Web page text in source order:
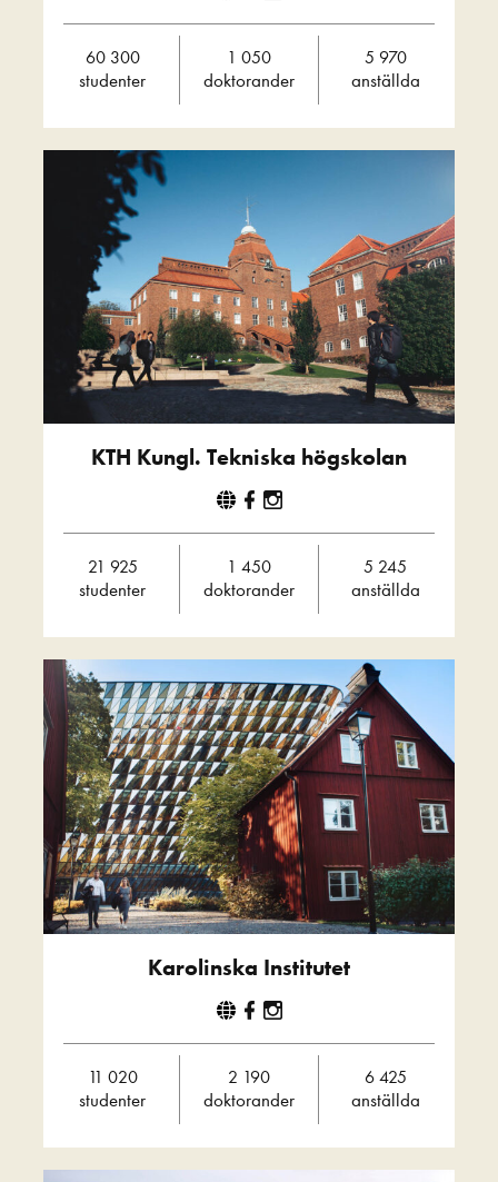
60 300
studenter
1 050
doktorander
5 970
anställda
KTH Kungl. Tekniska högskolan
21 925
studenter
1 450
doktorander
5 245
anställda
Karolinska Institutet
11 020
studenter
2 190
doktorander
6 425
anställda